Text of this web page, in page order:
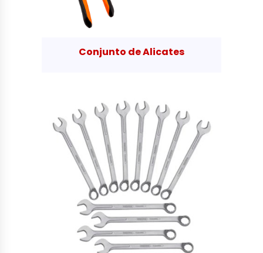
Conjunto de Alicates